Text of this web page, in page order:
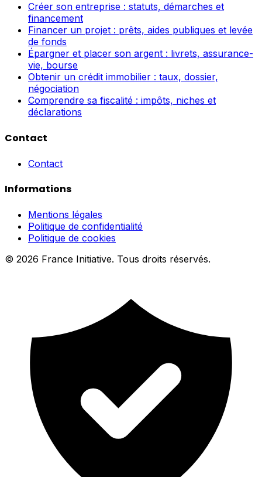
Créer son entreprise : statuts, démarches et
financement
Financer un projet : prêts, aides publiques et levée
de fonds
Épargner et placer son argent : livrets, assurance-
vie, bourse
Obtenir un crédit immobilier : taux, dossier,
négociation
Comprendre sa fiscalité : impôts, niches et
déclarations
Contact
Contact
Informations
Mentions légales
Politique de confidentialité
Politique de cookies
© 2026 France Initiative. Tous droits réservés.